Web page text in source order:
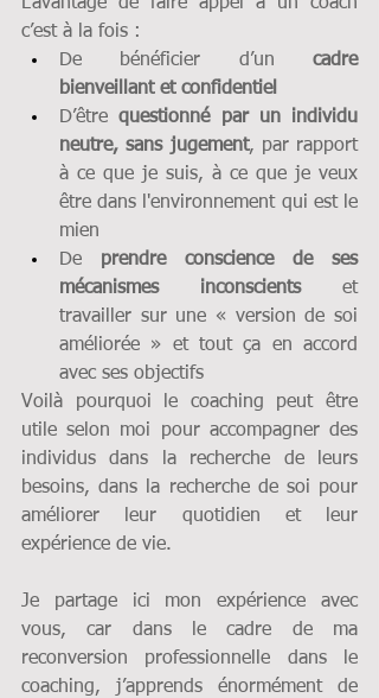
c’est à la fois :
De bénéficier d’un cadre
bienveillant et confidentiel
D’être questionné par un individu
neutre, sans jugement, par rapport
à ce que je suis, à ce que je veux
être dans l'environnement qui est le
mien
De prendre conscience de ses
mécanismes inconscients et
travailler sur une « version de soi
améliorée » et tout ça en accord
avec ses objectifs
Voilà pourquoi le coaching peut être
utile selon moi pour accompagner des
individus dans la recherche de leurs
besoins, dans la recherche de soi pour
améliorer leur quotidien et leur
expérience de vie.
Je partage ici mon expérience avec
vous, car dans le cadre de ma
reconversion professionnelle dans le
coaching, j’apprends énormément de